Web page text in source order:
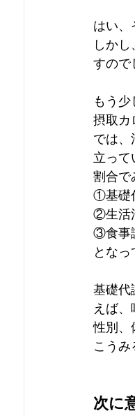
はい、
しか
すので
もう少
摂取カ
では、
立って
割合で
①基礎
②生活
③食事
となっ
基礎代
えば
性別、
こうみ
次に